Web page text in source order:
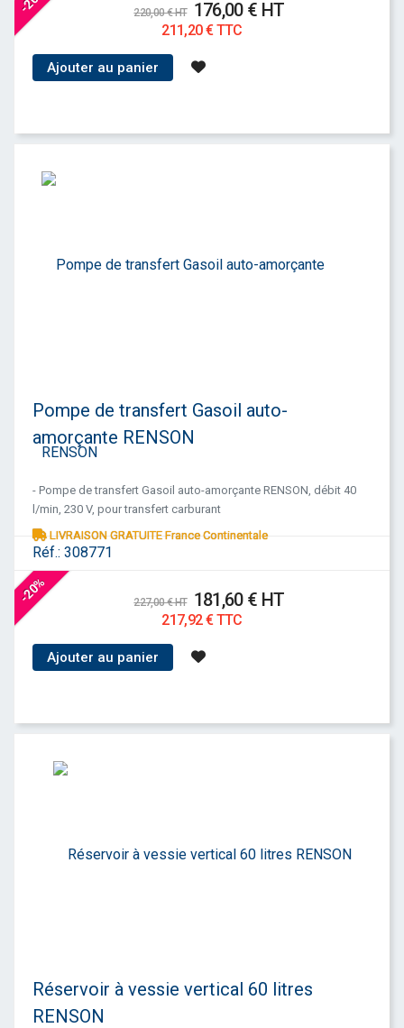
220,00 € HT 176,00 € HT
211,20 € TTC
Ajouter au panier
Réf.: 308771
Pompe de transfert Gasoil auto-
amorçante RENSON
- Pompe de transfert Gasoil auto-amorçante RENSON, débit 40
l/min, 230 V, pour transfert carburant
LIVRAISON GRATUITE France Continentale
-20% 227,00 € HT 181,60 € HT
217,92 € TTC
Ajouter au panier
Réservoir à vessie vertical 60 litres
RENSON